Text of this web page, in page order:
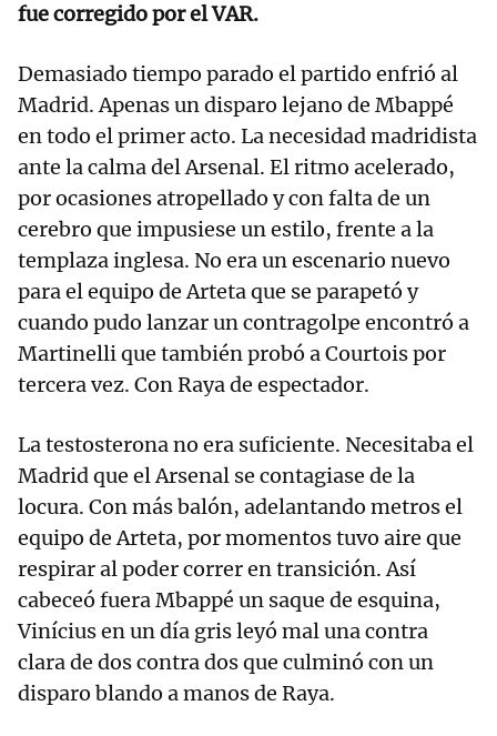
fue corregido por el VAR.
Demasiado tiempo parado el partido enfrió al
Madrid. Apenas un disparo lejano de Mbappé
en todo el primer acto. La necesidad madridista
ante la calma del Arsenal. El ritmo acelerado,
por ocasiones atropellado y con falta de un
cerebro que impusiese un estilo, frente a la
templaza inglesa. No era un escenario nuevo
para el equipo de Arteta que se parapetó y
cuando pudo lanzar un contragolpe encontró a
Martinelli que también probó a Courtois por
tercera vez. Con Raya de espectador.
La testosterona no era suficiente. Necesitaba el
Madrid que el Arsenal se contagiase de la
locura. Con más balón, adelantando metros el
equipo de Arteta, por momentos tuvo aire que
respirar al poder correr en transición. Así
cabeceó fuera Mbappé un saque de esquina,
Vinícius en un día gris leyó mal una contra
clara de dos contra dos que culminó con un
disparo blando a manos de Raya.